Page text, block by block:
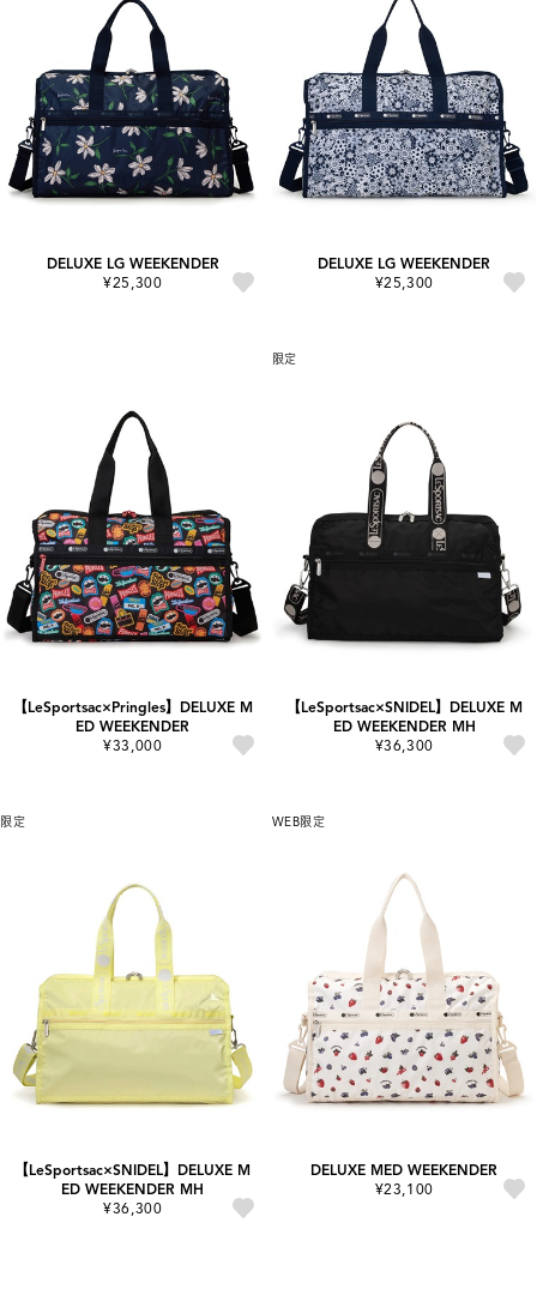
DELUXE LG WEEKENDER
¥25,300
DELUXE LG WEEKENDER
¥25,300
【LeSportsac×Pringles】DELUXE M
ED WEEKENDER
¥33,000
限定
【LeSportsac×SNIDEL】DELUXE M
ED WEEKENDER MH
¥36,300
限定
【LeSportsac×SNIDEL】DELUXE M
ED WEEKENDER MH
¥36,300
WEB限定
DELUXE MED WEEKENDER
¥23,100